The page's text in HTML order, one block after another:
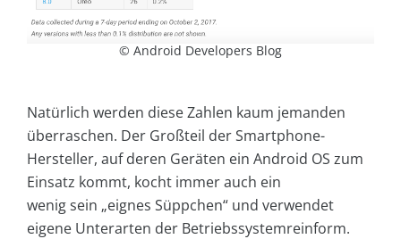
© Android Developers Blog
Natürlich werden diese Zahlen kaum jemanden
überraschen. Der Großteil der Smartphone-
Hersteller, auf deren Geräten ein Android OS zum
Einsatz kommt, kocht immer auch ein
wenig sein „eignes Süppchen“ und verwendet
eigene Unterarten der Betriebssystemreinform.